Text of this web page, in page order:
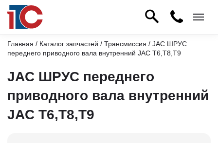
Главная / Каталог запчастей / Трансмиссия / JAC ШРУС
переднего приводного вала внутренний JAC T6,T8,T9
JAC ШРУС переднего
приводного вала внутренний
JAC T6,T8,T9